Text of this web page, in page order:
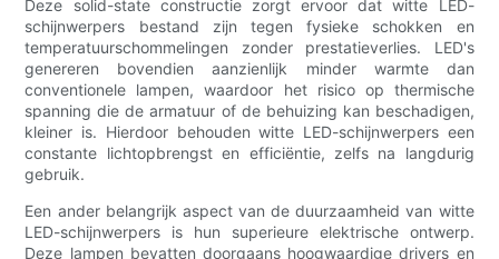
Deze solid-state constructie zorgt ervoor dat witte LED-
schijnwerpers bestand zijn tegen fysieke schokken en
temperatuurschommelingen zonder prestatieverlies. LED's
genereren bovendien aanzienlijk minder warmte dan
conventionele lampen, waardoor het risico op thermische
spanning die de armatuur of de behuizing kan beschadigen,
kleiner is. Hierdoor behouden witte LED-schijnwerpers een
constante lichtopbrengst en efficiëntie, zelfs na langdurig
gebruik.
Een ander belangrijk aspect van de duurzaamheid van witte
LED-schijnwerpers is hun superieure elektrische ontwerp.
Deze lampen bevatten doorgaans hoogwaardige drivers en